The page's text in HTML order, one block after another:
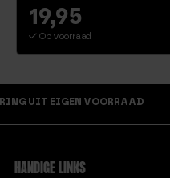
19,95
Op voorraad
UIT EIGEN VOORRAAD
HANDIGE LINKS